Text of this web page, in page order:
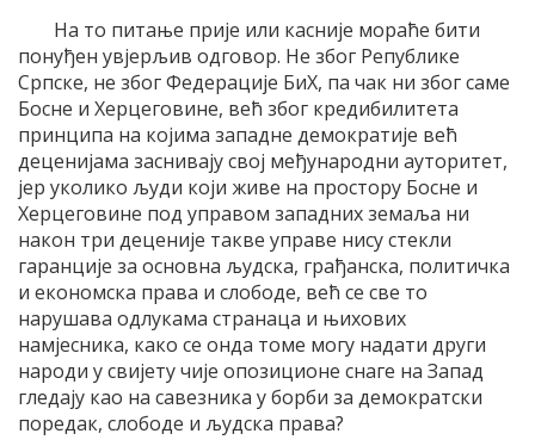
На то питање прије или касније мораће бити
понуђен увјерљив одговор. Не због Републике
Српске, не због Федерације БиХ, па чак ни због саме
Босне и Херцеговине, већ због кредибилитета
принципа на којима западне демократије већ
деценијама заснивају свој међународни ауторитет,
јер уколико људи који живе на простору Босне и
Херцеговине под управом западних земаља ни
након три деценије такве управе нису стекли
гаранције за основна људска, грађанска, политичка
и економска права и слободе, већ се све то
нарушава одлукама странаца и њихових
намјесника, како се онда томе могу надати други
народи у свијету чије опозиционе снаге на Запад
гледају као на савезника у борби за демократски
поредак, слободе и људска права?